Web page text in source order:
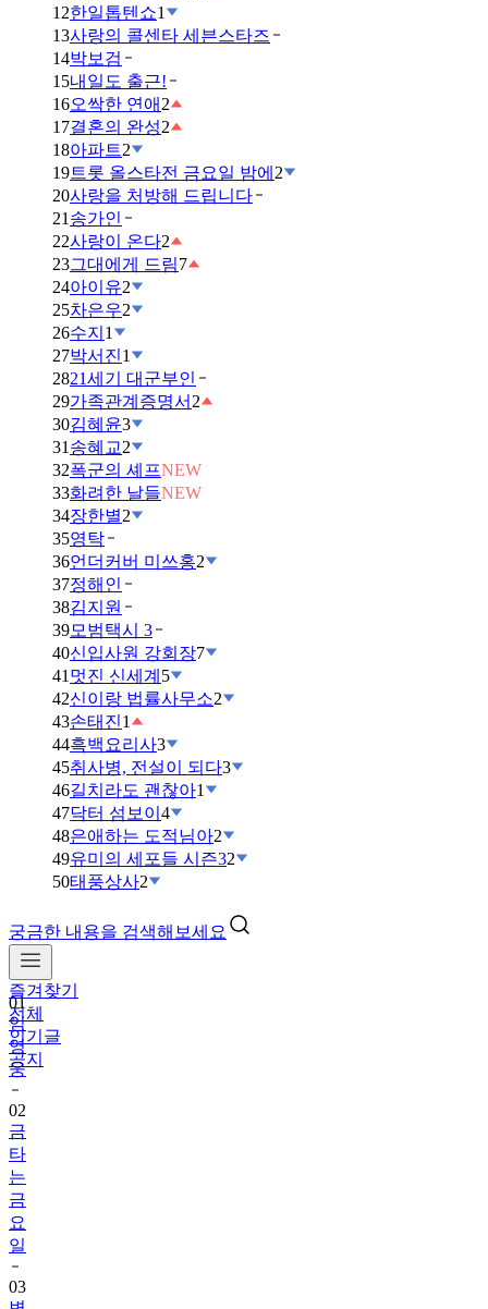
12한일톱텐쇼1
13사랑의 콜센타 세븐스타즈
14박보검
15내일도 출근!
16오싹한 연애 2
17결혼의 완성2
18아파트2
19트롯 올스타전 금요일 밤에 2
20사랑을 처방해 드립니다
21 송가인
22사랑이 온다2
23그대에게 드림7
24아이유2
25차은우2
26수지 1
27박서진1
2821세기 대군부인
29가족관계증명서 2
30김혜윤3
31 송혜교2
32폭군의 셰프NEW
33화려한 날들NEW
34장한별2
35영탁
36언더커버 미쓰홍2
37정해인
38김지원
39모범택시 3
40신입사원 강회장7
41 멋진 신세계 5
42신이랑 법률사무소2
43손태진1
44흑백요리사3
45취사병, 전설이 되다3
46길치라도 괜찮아1
47닥터 섬보이 4
48은애하는 도적님아2
49유미의 세포들 시즌32
50태풍상사2
궁금한 내용을 검색해보세요
즐겨찾기
전체
인기글
공지
01
임
영
웅
02
금
타
는
금
요
일
03